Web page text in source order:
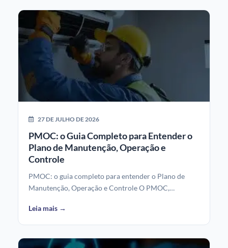
27 DE JULHO DE 2026
PMOC: o Guia Completo para Entender o
Plano de Manutenção, Operação e
Controle
PMOC: o guia completo para entender o Plano de
Manutenção, Operação e Controle O PMOC,…
Leia mais →